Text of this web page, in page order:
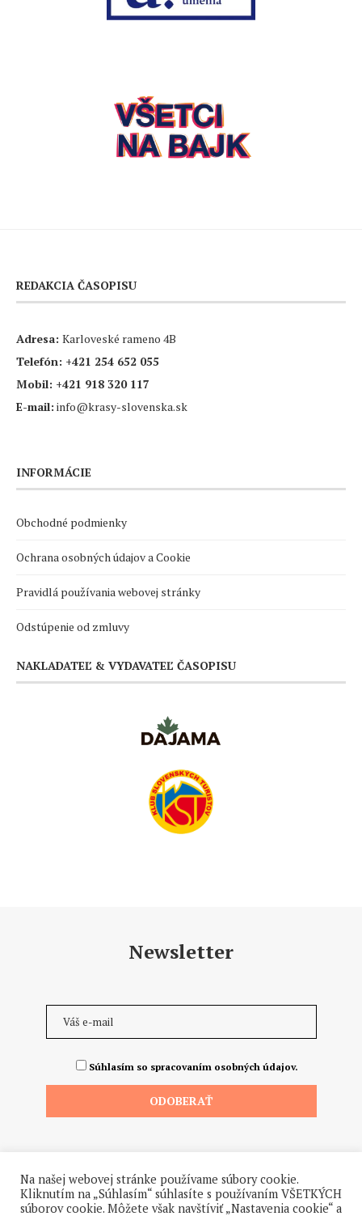
REDAKCIA ČASOPISU
Adresa: Karloveské rameno 4B
Telefón: +421 254 652 055
Mobil: +421 918 320 117
E-mail: info@krasy-slovenska.sk
INFORMÁCIE
Obchodné podmienky
Ochrana osobných údajov a Cookie
Pravidlá používania webovej stránky
Odstúpenie od zmluvy
NAKLADATEĽ & VYDAVATEĽ ČASOPISU
Newsletter
Súhlasím so spracovaním osobných údajov.
Na našej webovej stránke používame súbory cookie.
Kliknutím na „Súhlasím“ súhlasíte s používaním VŠETKÝCH
súborov cookie. Môžete však navštíviť „Nastavenia cookie“ a